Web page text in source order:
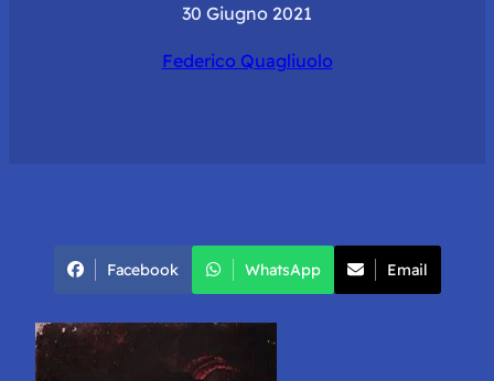
30 Giugno 2021
Federico Quagliuolo
Facebook WhatsApp Email